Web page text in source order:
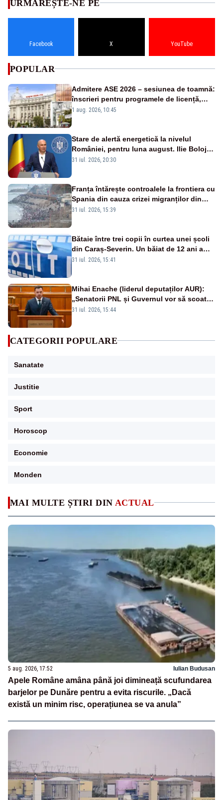
MAI MULTE ȘTIRI DIN ACTUAL
5 aug. 2026, 17:52 Iulian Budusan
Apele Române amâna până joi dimineață scufundarea
barjelor pe Dunăre pentru a evita riscurile. „Dacă
există un minim risc, operațiunea se va anula”
URMĂREȘTE-NE PE
Facebook X YouTube
POPULAR
Admitere ASE 2026 – sesiunea de toamnă:
înscrieri pentru programele de licență,
masterat și doctorat
1 aug. 2026, 10:45
Stare de alertă energetică la nivelul
României, pentru luna august. Ilie Bolojan
a anunțat importuri și posibile restricții –
31 iul. 2026, 20:30
Franța întărește controalele la frontiera cu
Spania din cauza crizei migranților din
Ceuta
31 iul. 2026, 15:39
Bătaie între trei copii în curtea unei școli
din Caraș-Severin. Un băiat de 12 ani a
fost lovit cu pumnii și picioarele
31 iul. 2026, 15:41
Mihai Enache (liderul deputaților AUR):
„Senatorii PNL și Guvernul vor să scoată
la vânzare bunuri publice pentru a stinge
31 iul. 2026, 15:44
CATEGORII POPULARE
Sanatate
Justitie
Sport
Horoscop
Economie
Monden